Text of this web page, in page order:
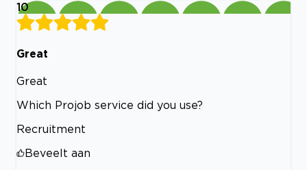
10
Great
Great
Which Projob service did you use?
Recruitment
Beveelt aan